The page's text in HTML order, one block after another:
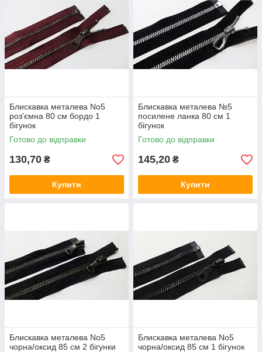
Блискавка металева No5
роз'ємна 80 см бордо 1
бігунок
Готово до відправки
130,70 ₴
Купити
Блискавка металева №5
посилене ланка 80 см 1
бігунок
Готово до відправки
145,20 ₴
Купити
Блискавка металева No5
чорна/оксид 85 см 2 бігунки
Блискавка металева No5
чорна/оксид 85 см 1 бігунок